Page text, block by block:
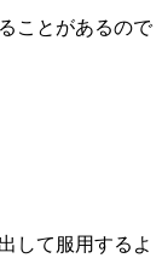
ことがあるので
して服用するよ